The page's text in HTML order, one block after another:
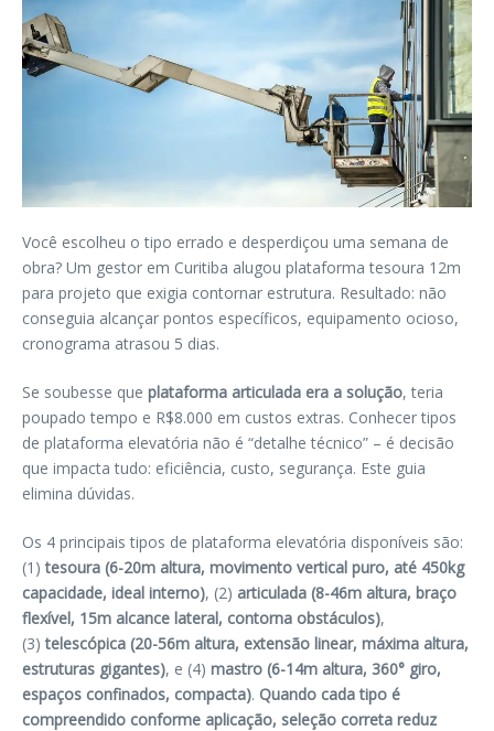
Você escolheu o tipo errado e desperdiçou uma semana de
obra? Um gestor em Curitiba alugou plataforma tesoura 12m
para projeto que exigia contornar estrutura. Resultado: não
conseguia alcançar pontos específicos, equipamento ocioso,
cronograma atrasou 5 dias.
Se soubesse que plataforma articulada era a solução, teria
poupado tempo e R$8.000 em custos extras. Conhecer tipos
de plataforma elevatória não é “detalhe técnico” – é decisão
que impacta tudo: eficiência, custo, segurança. Este guia
elimina dúvidas.
Os 4 principais tipos de plataforma elevatória disponíveis são:
(1)tesoura (6-20m altura, movimento vertical puro, até 450kg
capacidade, ideal interno), (2) articulada (8-46m altura, braço
flexível, 15m alcance lateral, contorna obstáculos),
(3)telescópica (20-56m altura, extensão linear, máxima altura,
estruturas gigantes), e (4) mastro (6-14m altura, 360° giro,
espaços confinados, compacta). Quando cada tipo é
compreendido conforme aplicação, seleção correta reduz